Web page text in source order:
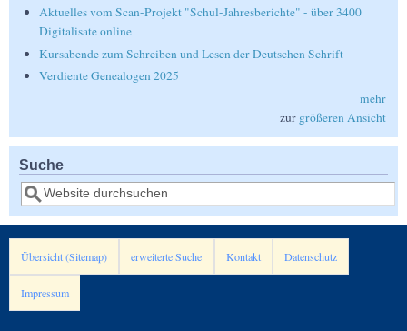
Aktuelles vom Scan-Projekt "Schul-Jahresberichte" - über 3400
Digitalisate online
Kursabende zum Schreiben und Lesen der Deutschen Schrift
Verdiente Genealogen 2025
mehr
zur größeren Ansicht
Suche
Suche
Übersicht (Sitemap) erweiterte Suche Kontakt Datenschutz
Impressum